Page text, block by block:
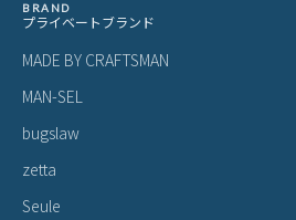
BRAND
プライベートブランド
MADE BY CRAFTSMAN
MAN-SEL
bugslaw
zetta
Seule